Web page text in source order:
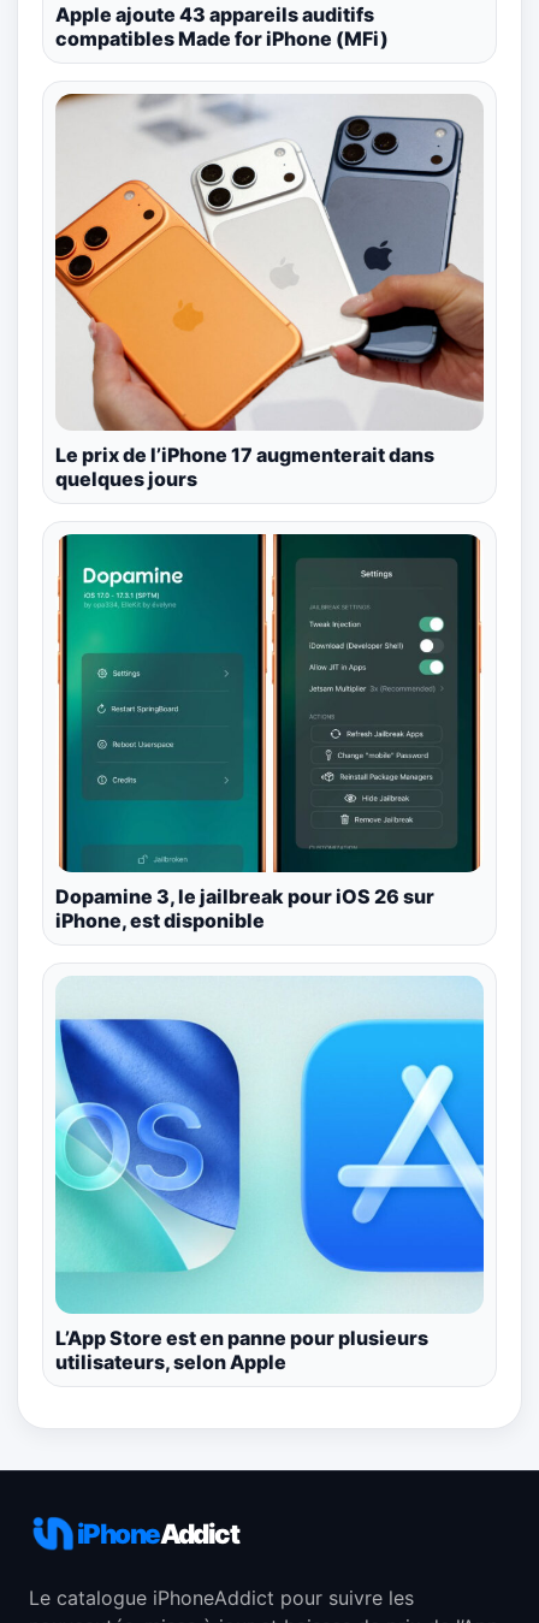
Apple ajoute 43 appareils auditifs
compatibles Made for iPhone (MFi)
Le prix de l’iPhone 17 augmenterait dans
quelques jours
Dopamine 3, le jailbreak pour iOS 26 sur
iPhone, est disponible
L’App Store est en panne pour plusieurs
utilisateurs, selon Apple
iPhoneAddict
Le catalogue iPhoneAddict pour suivre les